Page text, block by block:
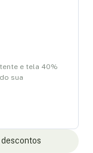
e tela 40%
sua
descontos